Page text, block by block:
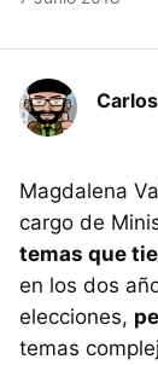
Magdalena
cargo de
temas que
en los dos
elecciones,
temas